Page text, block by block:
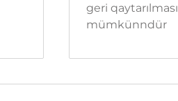
geri qaytarılması
mümkünndür